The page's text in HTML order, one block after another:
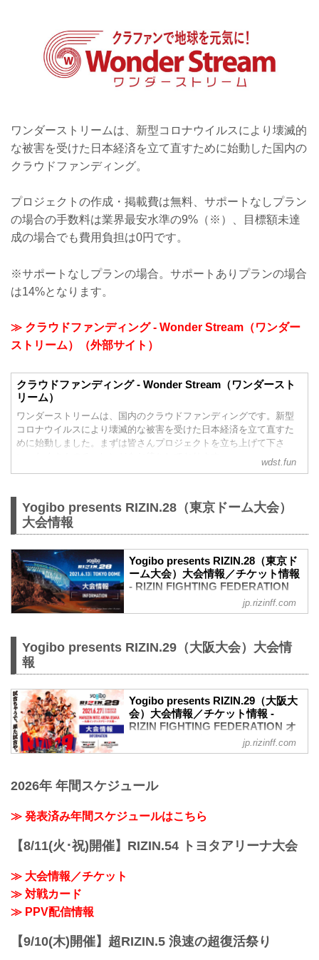
ンという形で繋がせていただきます。
ワンダーストリームは、新型コロナウイルスにより壊滅的
な被害を受けた日本経済を立て直すために始動した国内の
クラウドファンディング。
プロジェクトの作成・掲載費は無料、サポートなしプラン
の場合の手数料は業界最安水準の9%（※）、目標額未達
成の場合でも費用負担は0円です。
※サポートなしプランの場合。サポートありプランの場合
は14%となります。
≫ クラウドファンディング - Wonder Stream（ワンダー
ストリーム）（外部サイト）
クラウドファンディング - Wonder Stream（ワンダースト
リーム）
ワンダーストリームは、国内のクラウドファンディングです。新型
コロナウイルスにより壊滅的な被害を受けた日本経済を立て直すた
めに始動しました。まずは皆さんプロジェクトを立ち上げて下さ
wdst.fun
Yogibo presents RIZIN.28（東京ドーム大会）
大会情報
Yogibo presents RIZIN.28（東京ド
ーム大会）大会情報／チケット情報
- RIZIN FIGHTING FEDERATION
のお知らせ
席→A席に変更となりました。
客様には当日差額をご返金致します。恐
れ入りますが入場時にお近くの係員にお
申し出下さいますよう、お願い致しま
す。返金受付までご案内致します。返金
手続きに関しましては、当日会場のみで
しくお願い致します。
【4/23更新】開催日延期に関して
しておりました...
jp.rizinff.com
Yogibo presents RIZIN.29（大阪大会）大会情
報
Yogibo presents RIZIN.29（大阪大
会）大会情報／チケット情報 -
RIZIN FIGHTING FEDERATION オ
阪にて開催を予定しておりましたYogibo
（日）へ延期となりました。（ご購入の
チケットは延期日程にそのままご利用に
開催日延期に伴うチケットの払戻しに関
jp.rizinff.com
2026年 年間スケジュール
≫ 発表済み年間スケジュールはこちら
【8/11(火･祝)開催】RIZIN.54 トヨタアリーナ大会
≫ 大会情報／チケット
≫ 対戦カード
≫ PPV配信情報
【9/10(木)開催】超RIZIN.5 浪速の超復活祭り